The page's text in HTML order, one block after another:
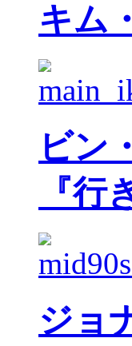
キム
ビン
『
ジョ